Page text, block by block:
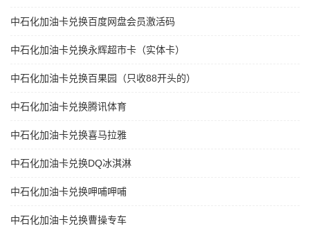
中石化加油卡兑换百度网盘会员激活码
中石化加油卡兑换永辉超市卡（实体卡）
中石化加油卡兑换百果园（只收88开头的）
中石化加油卡兑换腾讯体育
中石化加油卡兑换喜马拉雅
中石化加油卡兑换DQ冰淇淋
中石化加油卡兑换呷哺呷哺
中石化加油卡兑换曹操专车